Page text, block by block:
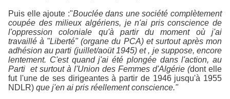
Puis elle ajoute :"Bouclée dans une société complètement
coupée des milieux algériens, je n'ai pris conscience de
l'oppression coloniale qu'à partir du moment où j'ai
travaillé à "Liberté" (organe du PCA) et surtout après mon
adhésion au parti (juillet/aoüt 1945) et , je suppose, encore
lentement. C'est quand j'ai été plongée dans l'action, au
Parti et surtout à l'Union des Femmes d'Algérie (dont elle
fut l'une de ses dirigeantes à partir de 1946 jusqu'à 1955
NDLR) que j'en ai pris réellement conscience."